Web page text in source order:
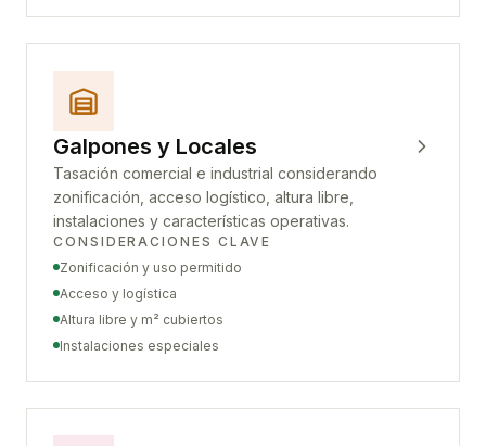
Galpones y Locales
Tasación comercial e industrial considerando
zonificación, acceso logístico, altura libre,
instalaciones y características operativas.
CONSIDERACIONES CLAVE
Zonificación y uso permitido
Acceso y logística
Altura libre y m² cubiertos
Instalaciones especiales